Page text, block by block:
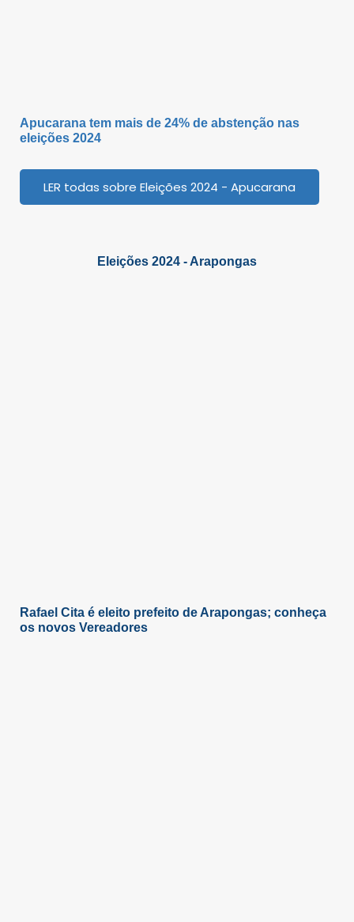
Apucarana tem mais de 24% de abstenção nas
eleições 2024
LER todas sobre Eleições 2024 - Apucarana
Eleições 2024 - Arapongas
Rafael Cita é eleito prefeito de Arapongas; conheça
os novos Vereadores